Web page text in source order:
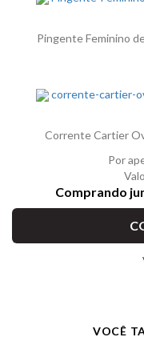
Pingente Feminino
Corrente Cartier
Por
Comprando
VOCÊ